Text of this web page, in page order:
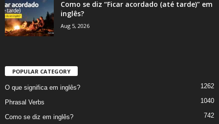
Como se diz “Ficar acordado (até tarde)” em
inglês?
Aug 5, 2026
POPULAR CATEGORY
O que significa em inglês? 1262
Phrasal Verbs 1040
Como se diz em inglês? 742